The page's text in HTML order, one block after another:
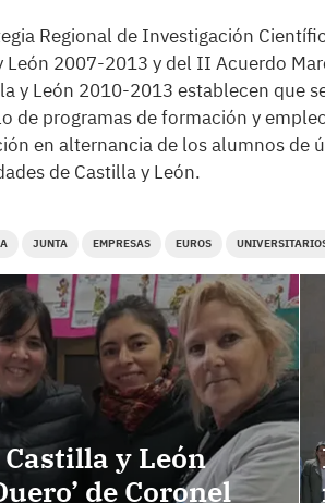
Regional de Investigación
León 2007-2013 y del II Acuerdo
y León 2010-2013 establecen que
de programas de formación y
en alternancia de los alumnos de
de Castilla y León.
JUNTA EMPRESAS EUROS
y León
de Coronel